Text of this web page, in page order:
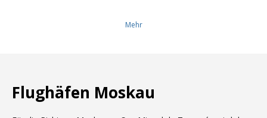
Mehr
Flughäfen Moskau